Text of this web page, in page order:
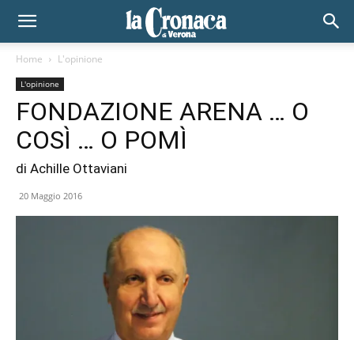
Home L'opinione
L'opinione
FONDAZIONE ARENA … O
COSÌ … O POMÌ
di Achille Ottaviani
20 Maggio 2016